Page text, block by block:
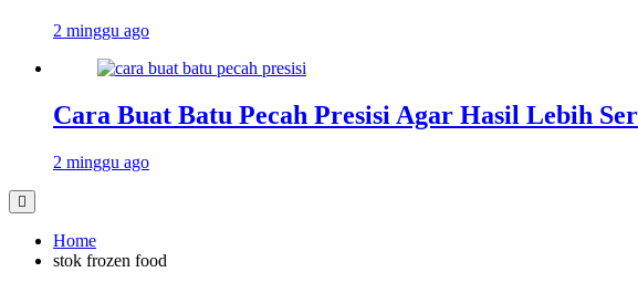
2 minggu ago
Cara Buat Batu Pecah Presisi Agar Hasil Lebih
2 minggu ago
Home
stok frozen food